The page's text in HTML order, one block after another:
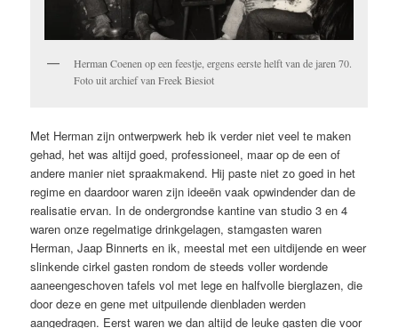
Herman Coenen op een feestje, ergens eerste helft van de jaren 70.
Foto uit archief van Freek Biesiot
Met Herman zijn ontwerpwerk heb ik verder niet veel te maken
gehad, het was altijd goed, professioneel, maar op de een of
andere manier niet spraakmakend. Hij paste niet zo goed in het
regime en daardoor waren zijn ideeën vaak opwindender dan de
realisatie ervan. In de ondergrondse kantine van studio 3 en 4
waren onze regelmatige drinkgelagen, stamgasten waren
Herman, Jaap Binnerts en ik, meestal met een uitdijende en weer
slinkende cirkel gasten rondom de steeds voller wordende
aaneengeschoven tafels vol met lege en halfvolle bierglazen, die
door deze en gene met uitpuilende dienbladen werden
aangedragen. Eerst waren we dan altijd de leuke gasten die voor